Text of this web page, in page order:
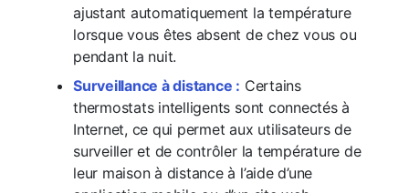
ajustant automatiquement la température
lorsque vous êtes absent de chez vous ou
pendant la nuit.
Surveillance à distance : Certains
thermostats intelligents sont connectés à
Internet, ce qui permet aux utilisateurs de
surveiller et de contrôler la température de
leur maison à distance à l’aide d’une